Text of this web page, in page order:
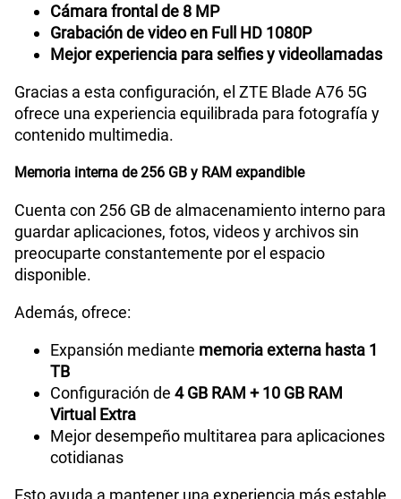
Cámara frontal de 8 MP
Grabación de video en Full HD 1080P
Mejor experiencia para selfies y videollamadas
Gracias a esta configuración, el ZTE Blade A76 5G
ofrece una experiencia equilibrada para fotografía y
contenido multimedia.
Memoria interna de 256 GB y RAM expandible
Cuenta con 256 GB de almacenamiento interno para
guardar aplicaciones, fotos, videos y archivos sin
preocuparte constantemente por el espacio
disponible.
Además, ofrece:
Expansión mediante memoria externa hasta 1
TB
Configuración de 4 GB RAM + 10 GB RAM
Virtual Extra
Mejor desempeño multitarea para aplicaciones
cotidianas
Esto ayuda a mantener una experiencia más estable